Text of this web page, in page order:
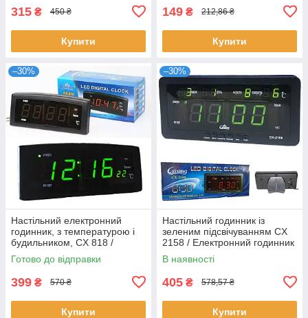
315 ₴ 450 ₴
Купити
149 ₴ 212,86 ₴
Купити
–30%
Настільний електронний
годинник, з температурою і
будильником, CX 818 /
Годинник з великими
цифрами від мережі
Готово до відправки
399 ₴ 570 ₴
Купити
–30%
Настільний годинник із
зеленим підсвічуванням CX
2158 / Електронний годинник
з будильником та
термометром
В наявності
405 ₴ 578,57 ₴
Купити